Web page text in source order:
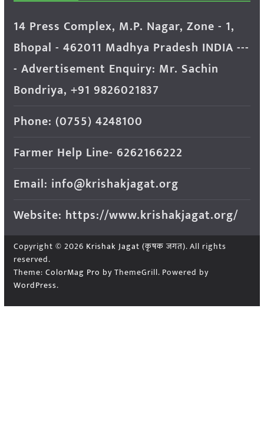
14 Press Complex, M.P. Nagar, Zone - 1,
Bhopal - 462011 Madhya Pradesh INDIA ---
- Advertisement Enquiry: Mr. Sachin
Bondriya, +91 9826021837
Phone: (0755) 4248100
Farmer Help Line- 6262166222
Email: info@krishakjagat.org
Website: https://www.krishakjagat.org/
Copyright © 2026 Krishak Jagat (कृषक जगत). All rights
reserved.
Theme: ColorMag Pro by ThemeGrill. Powered by
WordPress.